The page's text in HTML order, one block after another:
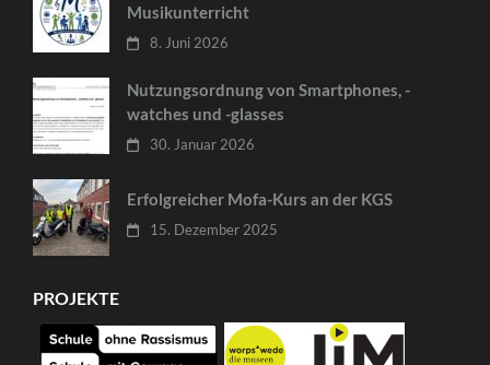
Musikunterricht
8. Juni 2026
Nutzungsordnung von Smartphones, -
watches und -glasses
30. Januar 2026
Erfolgreicher Mofa-Kurs an der KGS
15. Dezember 2025
PROJEKTE